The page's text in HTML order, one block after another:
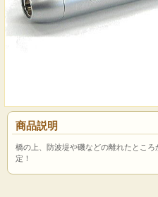
商品説明
橋の上、防波堤や磯などの離れたとこ
定！